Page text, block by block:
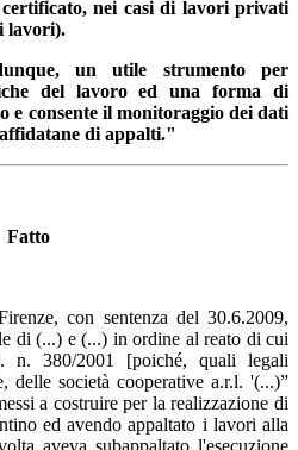
nei casi di lavori privati
lavori).
un utile strumento per
del lavoro ed una forma di
e consente il monitoraggio dei dati
di appalti."
Fatto
con sentenza del 30.6.2009,
di (...) e (...) in ordine al reato di cui
380/2001 [poiché, quali legali
delle società cooperative a.r.l. '(...)”
a costruire per la realizzazione di
ed avendo appaltato i lavori alla
aveva subappaltato l'esecuzione